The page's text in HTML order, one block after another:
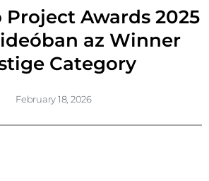
Awards 2025
az Winner
Category
February 18, 2026